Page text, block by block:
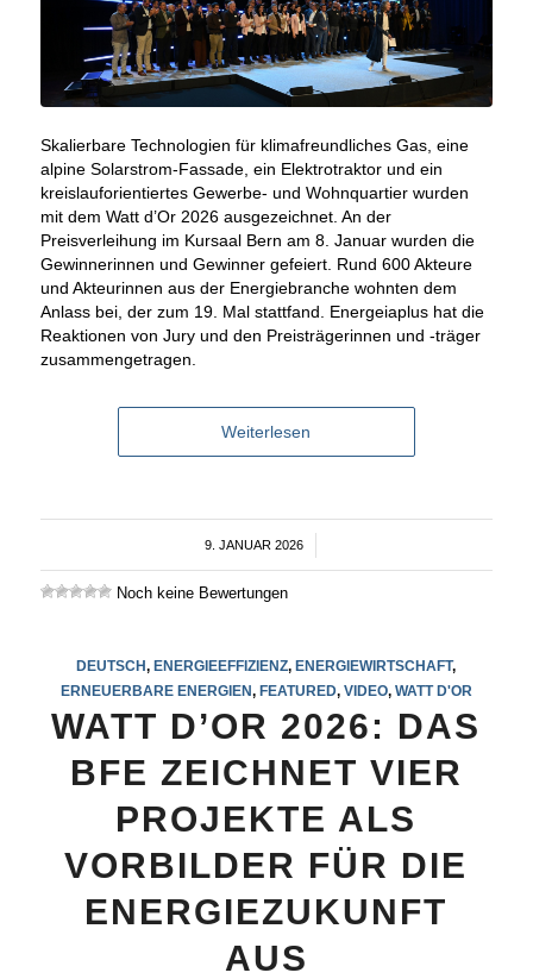
Skalierbare Technologien für klimafreundliches Gas, eine
alpine Solarstrom-Fassade, ein Elektrotraktor und ein
kreislauforientiertes Gewerbe- und Wohnquartier wurden
mit dem Watt d’Or 2026 ausgezeichnet. An der
Preisverleihung im Kursaal Bern am 8. Januar wurden die
Gewinnerinnen und Gewinner gefeiert. Rund 600 Akteure
und Akteurinnen aus der Energiebranche wohnten dem
Anlass bei, der zum 19. Mal stattfand. Energeiaplus hat die
Reaktionen von Jury und den Preisträgerinnen und -träger
zusammengetragen.
Weiterlesen
9. JANUAR 2026
/
Noch keine Bewertungen
DEUTSCH,ENERGIEEFFIZIENZ,ENERGIEWIRTSCHAFT,
ERNEUERBARE ENERGIEN, FEATURED, VIDEO, WATT D'OR
WATT D’OR 2026: DAS
BFE ZEICHNET VIER
PROJEKTE ALS
VORBILDER FÜR DIE
ENERGIEZUKUNFT
AUS